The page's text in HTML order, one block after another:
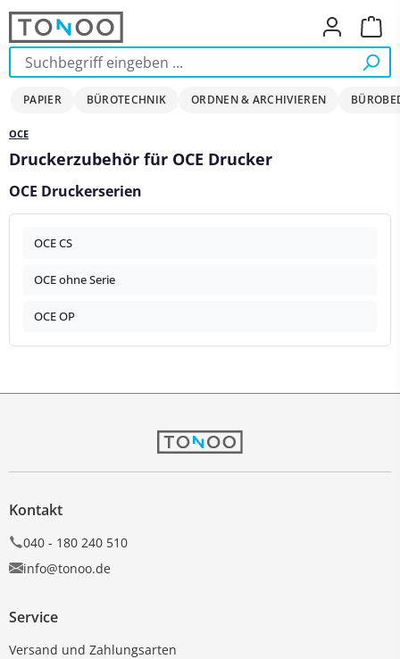
Zum Hauptinhalt springen
PAPIER BÜROTECHNIK ORDNEN & ARCHIVIEREN
OCE
Druckerzubehör für OCE Drucker
OCE Druckerserien
OCE CS
OCE ohne Serie
OCE OP
Kontakt
040 - 180 240 510
info@tonoo.de
Service
Versand und Zahlungsarten